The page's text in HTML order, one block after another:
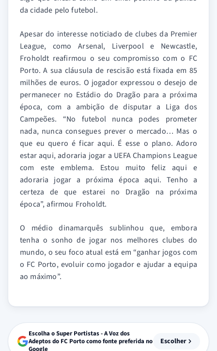
da cidade pelo futebol.
Apesar do interesse noticiado de clubes da Premier
League, como Arsenal, Liverpool e Newcastle,
Froholdt reafirmou o seu compromisso com o FC
Porto. A sua cláusula de rescisão está fixada em 85
milhões de euros. O jogador expressou o desejo de
permanecer no Estádio do Dragão para a próxima
época, com a ambição de disputar a Liga dos
Campeões. “No futebol nunca podes prometer
nada, nunca consegues prever o mercado… Mas o
que eu quero é ficar aqui. É esse o plano. Adoro
estar aqui, adoraria jogar a UEFA Champions League
com este emblema. Estou muito feliz aqui e
adoraria jogar a próxima época aqui. Tenho a
certeza de que estarei no Dragão na próxima
época”, afirmou Froholdt.
O médio dinamarquês sublinhou que, embora
tenha o sonho de jogar nos melhores clubes do
mundo, o seu foco atual está em “ganhar jogos com
o FC Porto, evoluir como jogador e ajudar a equipa
ao máximo”.
Escolha o Super Portistas - A Voz dos
Adeptos do FC Porto como fonte preferida no
Google
Escolher